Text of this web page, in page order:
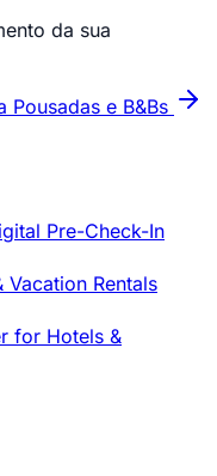
da sua
Pousadas e B&Bs
Pre-Check-In
Rentals
for Hotels &